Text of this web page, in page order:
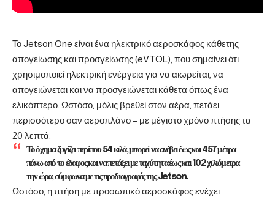
Το Jetson One είναι ένα ηλεκτρικό αεροσκάφος κάθετης
απογείωσης και προσγείωσης (eVTOL), που σημαίνει ότι
χρησιμοποιεί ηλεκτρική ενέργεια για να αιωρείται, να
απογειώνεται και να προσγειώνεται κάθετα όπως ένα
ελικόπτερο. Ωστόσο, μόλις βρεθεί στον αέρα, πετάει
περισσότερο σαν αεροπλάνο – με μέγιστο χρόνο πτήσης τα
20 λεπτά.
Το όχημα ζυγίζει περίπου 54 κιλά, μπορεί να ανέβει έως και 457 μέτρα
πάνω από το έδαφος και να πετάξει με ταχύτητα έως και 102 χιλιόμετρα
την ώρα, σύμφωνα με τις προδιαγραφές της Jetson.
Ωστόσο, η πτήση με προσωπικό αεροσκάφος ενέχει